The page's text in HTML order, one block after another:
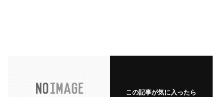
この記事が気に入ったら